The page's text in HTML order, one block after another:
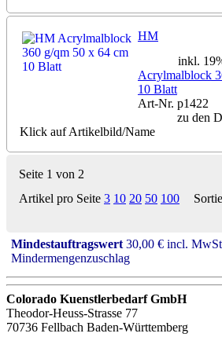
inkl.
HM
Acrylmalblock
10 Blatt
Art-Nr. p1422
zu den
Klick auf Artikelbild/Name
Seite 1 von 2
Artikel pro Seite 3 10 20 50 100
Mindestauftragswert 30,00 € incl.
Mindermengenzuschlag
Colorado Kuenstlerbedarf GmbH
Theodor-Heuss-Strasse 77
70736 Fellbach Baden-Württemberg